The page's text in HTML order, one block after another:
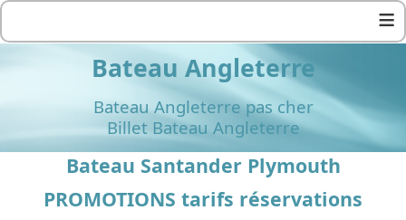
≡
Bateau Angleterre
Bateau Angleterre pas cher
Billet Bateau Angleterre
Bateau Santander Plymouth
PROMOTIONS tarifs réservations